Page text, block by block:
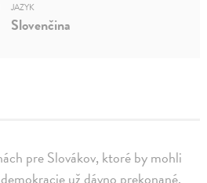
pre Slovákov, ktoré by mohli
JAZYK
Slovenčina